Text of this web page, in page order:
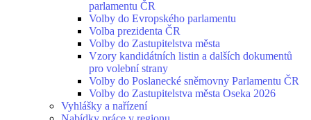
parlamentu ČR
Volby do Evropského parlamentu
Volba prezidenta ČR
Volby do Zastupitelstva města
Vzory kandidátních listin a dalších dokumentů
pro volební strany
Volby do Poslanecké sněmovny Parlamentu ČR
Volby do Zastupitelstva města Oseka 2026
Vyhlášky a nařízení